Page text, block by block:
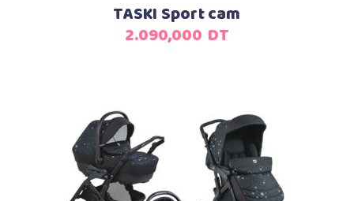
TASKI Sport cam
2.090,000 DT
Ajouter au panier